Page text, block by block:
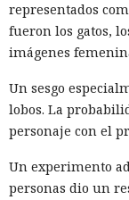
representados
fueron los gatos,
imágenes
Un sesgo
lobos. La
personaje con el
Un experimento
personas dio un